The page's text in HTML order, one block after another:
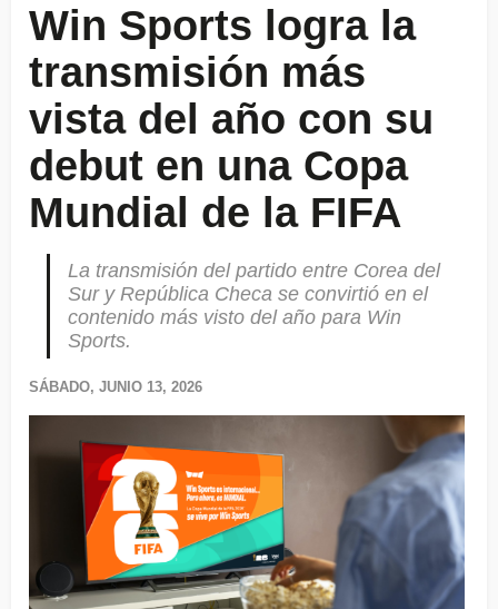
Win Sports logra la
transmisión más
vista del año con su
debut en una Copa
Mundial de la FIFA
La transmisión del partido entre Corea del
Sur y República Checa se convirtió en el
contenido más visto del año para Win
Sports.
SÁBADO, JUNIO 13, 2026